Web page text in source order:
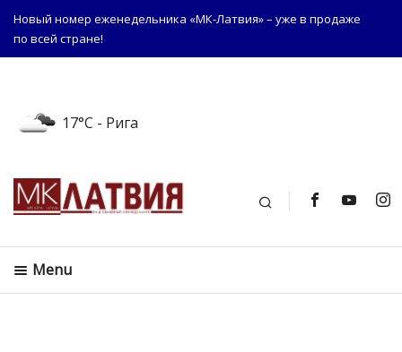
Новый номер еженедельника «МК-Латвия» – уже в продаже
по всей стране!
17°C - Рига
Поиск
Menu